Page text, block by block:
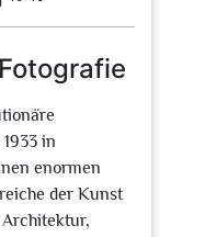
in
enormen
der Kunst